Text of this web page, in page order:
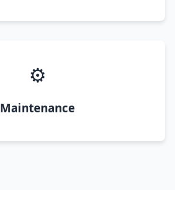
⚙️
Maintenance